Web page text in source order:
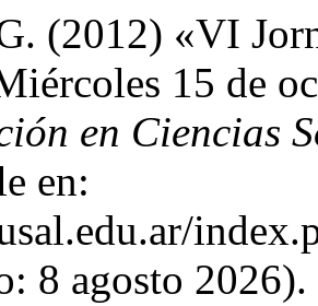
(2012) «VI
15 de
en Ciencias
en:
8 agosto 2026).